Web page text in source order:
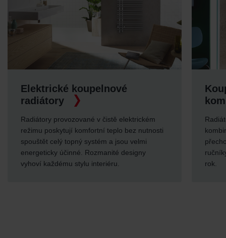
v čistě elektrickém
komfortní teplo bez nutnosti
systém a jsou velmi
Rozmanité designy
stylu interiéru.
Koupelnové
kombinovaný
Radiátory do koupelen
kombinovaný provoz jsou
přechodném období. Zajistí
ručníky a potřebné teplo v